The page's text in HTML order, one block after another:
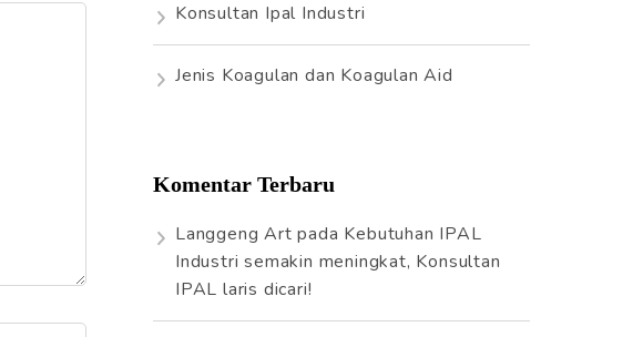
Konsultan Ipal Industri
Jenis Koagulan dan Koagulan Aid
Komentar Terbaru
Langgeng Art pada Kebutuhan IPAL
Industri semakin meningkat, Konsultan
IPAL laris dicari!